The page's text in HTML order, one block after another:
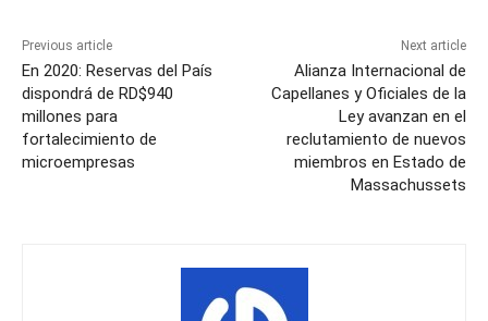
Previous article
En 2020: Reservas del País
dispondrá de RD$940
millones para
fortalecimiento de
microempresas
Next article
Alianza Internacional de
Capellanes y Oficiales de la
Ley avanzan en el
reclutamiento de nuevos
miembros en Estado de
Massachussets